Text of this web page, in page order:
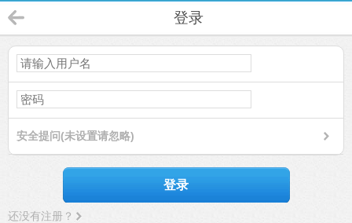
登录
安全提问(未设置请忽略)
登录
还没有注册？